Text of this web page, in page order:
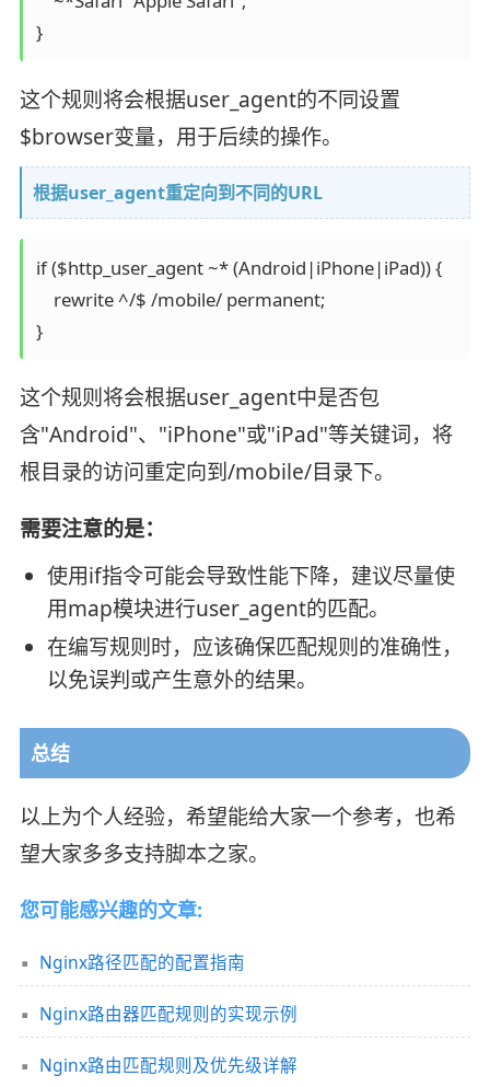
}
这个规则将会根据user_agent的不同设置
$browser变量，用于后续的操作。
根据user_agent重定向到不同的URL
if ($http_user_agent ~* (Android|iPhone|iPad)) {
    rewrite ^/$ /mobile/ permanent;
}
这个规则将会根据user_agent中是否包
含"Android"、"iPhone"或"iPad"等关键词，将
根目录的访问重定向到/mobile/目录下。
需要注意的是：
使用if指令可能会导致性能下降，建议尽量使
用map模块进行user_agent的匹配。
在编写规则时，应该确保匹配规则的准确性，
以免误判或产生意外的结果。
总结
以上为个人经验，希望能给大家一个参考，也希
望大家多多支持脚本之家。
您可能感兴趣的文章:
Nginx路径匹配的配置指南
Nginx路由器匹配规则的实现示例
Nginx路由匹配规则及优先级详解